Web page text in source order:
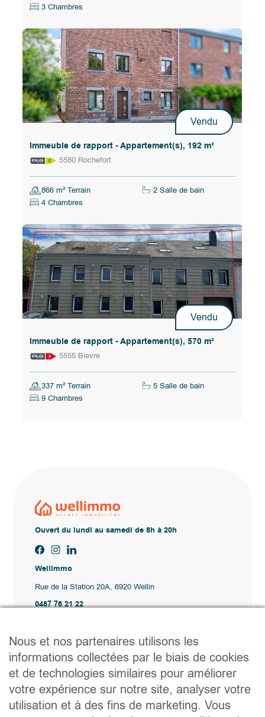
3 Chambres
Vendu
Immeuble de rapport - Appartement(s), 192 m²
5580 Rochefort
866 m² Terrain
2 Salle de bain
4 Chambres
Vendu
Immeuble de rapport - Appartement(s), 570 m²
5555 Bievre
337 m² Terrain
5 Salle de bain
9 Chambres
Ouvert du lundi au samedi de 8h à 20h
Wellimmo
Rue de la Station 20A, 6920 Wellin
0487 76 21 22
Acheter
Louer
Vendre
Contact
Liens utiles
Nous et nos partenaires utilisons les
informations collectées par le biais de cookies
et de technologies similaires pour améliorer
votre expérience sur notre site, analyser votre
utilisation et à des fins de marketing. Vous